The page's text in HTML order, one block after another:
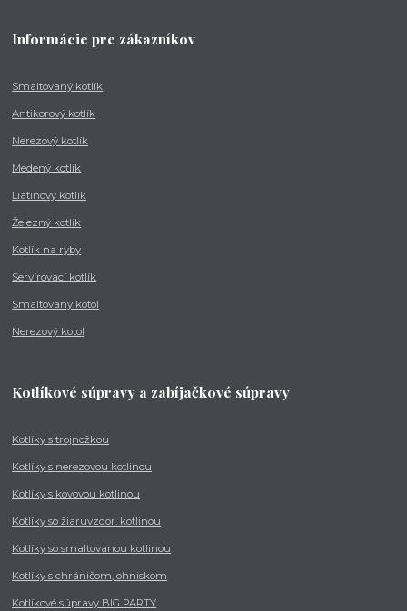
Informácie pre zákazníkov
Smaltovaný kotlík
Antikorový kotlík
Nerezový kotlík
Medený kotlík
Liatinový kotlík
Železný kotlík
Kotlík na ryby
Servírovací kotlík
Smaltovaný kotol
Nerezový kotol
Kotlíkové súpravy a zabíjačkové súpravy
Kotlíky s trojnožkou
Kotlíky s nerezovou kotlinou
Kotlíky s kovovou kotlinou
Kotlíky so žiaruvzdor. kotlinou
Kotlíky so smaltovanou kotlinou
Kotlíky s chráničom, ohniskom
Kotlíkové súpravy BIG PARTY